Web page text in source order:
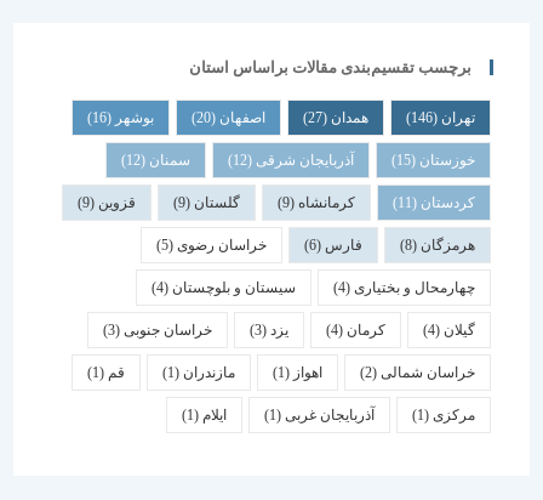
برچسب تقسیم‌بندی مقالات براساس استان
همدان اصفهان (20) بوشهر
خوزستان(15) آذربایجان شرقی(12) سمنان (12)
کردستان(11) کرمانشاه(9) گلستان (9) قزوین
هرمزگان(8) فارس خراسان رضوی(5)
چهارمحال و بختیاری (4) سیستان و بلوچستان(4)
کرمان یزد خراسان جنوبی(3)
خراسان شمالی(2) اهواز مازندران(1) قم
(1) آذربایجان غربی(1) ایلام